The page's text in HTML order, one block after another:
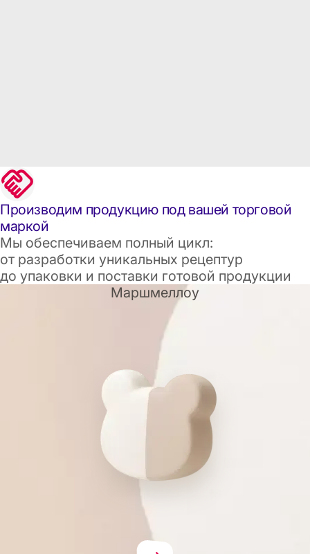
Производим продукцию под вашей торговой
маркой
Мы обеспечиваем полный цикл:
от разработки уникальных рецептур
до упаковки и поставки готовой продукции
Маршмеллоу